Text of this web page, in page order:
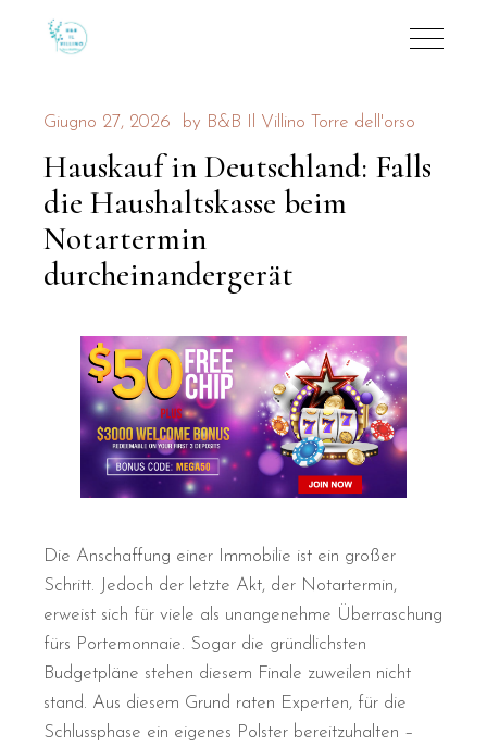
Giugno 27, 2026 by B&B Il Villino Torre dell'orso
Hauskauf in Deutschland: Falls
die Haushaltskasse beim
Notartermin
durcheinandergerät
Die Anschaffung einer Immobilie ist ein großer
Schritt. Jedoch der letzte Akt, der Notartermin,
erweist sich für viele als unangenehme Überraschung
fürs Portemonnaie. Sogar die gründlichsten
Budgetpläne stehen diesem Finale zuweilen nicht
stand. Aus diesem Grund raten Experten, für die
Schlussphase ein eigenes Polster bereitzuhalten –